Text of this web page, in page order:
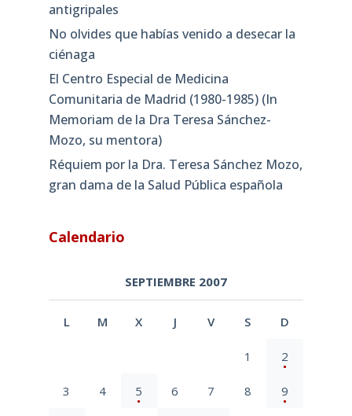
antigripales
No olvides que habías venido a desecar la
ciénaga
El Centro Especial de Medicina
Comunitaria de Madrid (1980-1985) (In
Memoriam de la Dra Teresa Sánchez-
Mozo, su mentora)
Réquiem por la Dra. Teresa Sánchez Mozo,
gran dama de la Salud Pública española
Calendario
SEPTIEMBRE 2007
L M X J V S D
1 2
3 4 5 6 7 8 9